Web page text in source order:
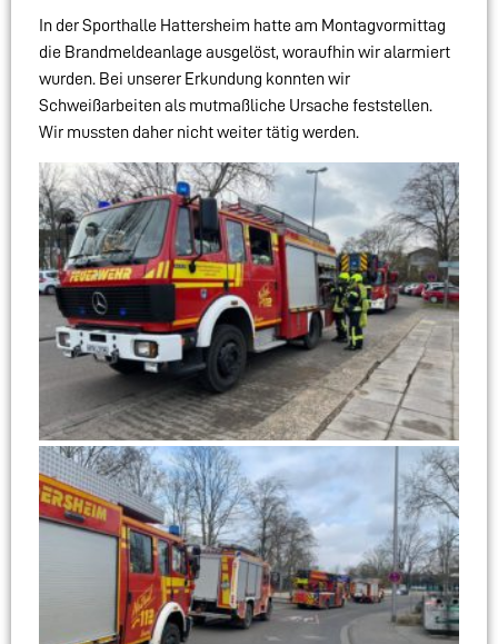
In der Sporthalle Hattersheim hatte am Montagvormittag
die Brandmeldeanlage ausgelöst, woraufhin wir alarmiert
wurden. Bei unserer Erkundung konnten wir
Schweißarbeiten als mutmaßliche Ursache feststellen.
Wir mussten daher nicht weiter tätig werden.